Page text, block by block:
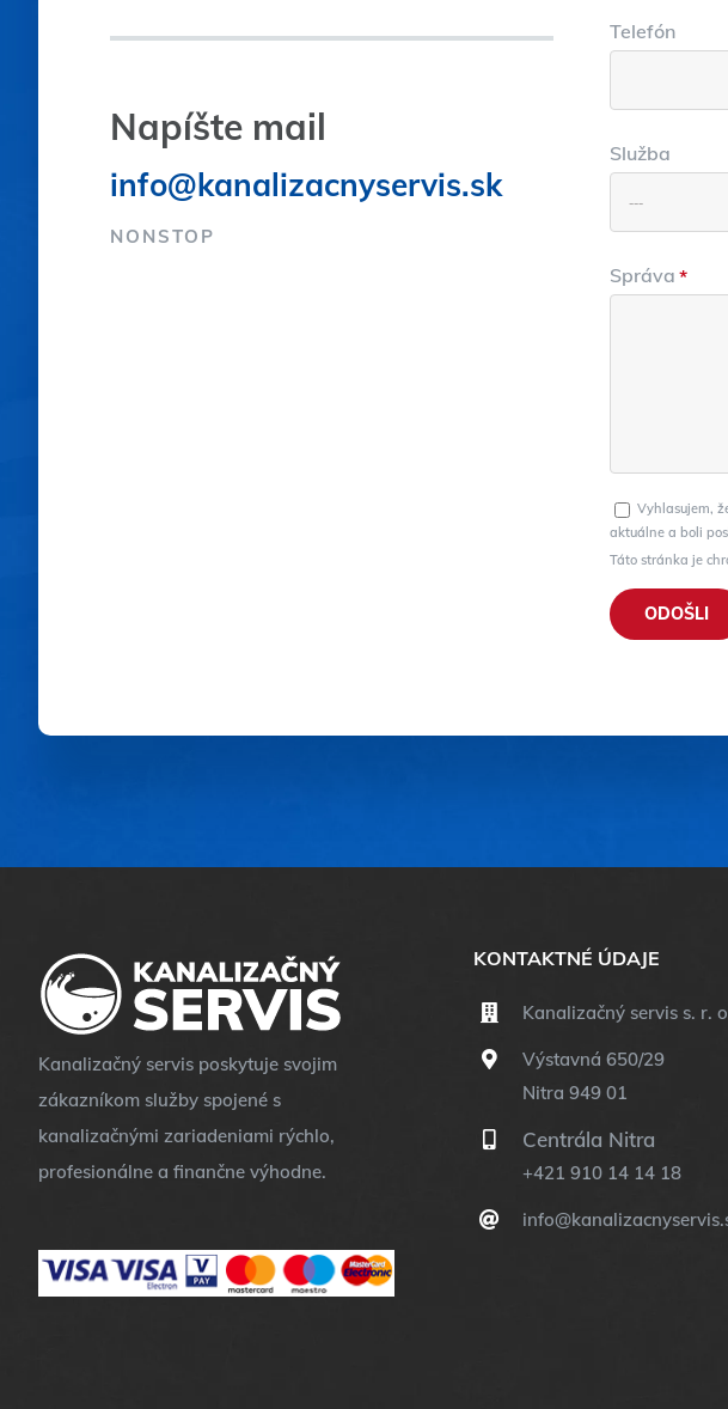
Napíšte mail
info@kanalizacnyservis.sk
NONSTOP
Telefón
Služba
Správa *
Vyhlasujem,
aktuálne a boli
Táto stránka je
Kanalizačný servis poskytuje svojim
zákazníkom služby spojené s
kanalizačnými zariadeniami rýchlo,
profesionálne a finančne výhodne.
KONTAKTNÉ ÚDAJE
Kanalizačný servis s. r.
Výstavná 650/29
Nitra 949 01
Centrála Nitra
+421 910 14 14 18